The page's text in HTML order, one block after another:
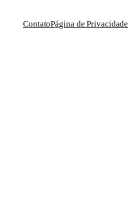
ContatoPágina de Privacidade